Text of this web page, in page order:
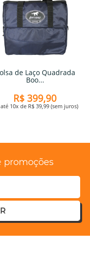
de Laço Quadrada
Boo...
R$ 399,90
10x de R$ 39,99 (sem juros)
promoções